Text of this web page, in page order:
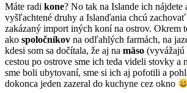
Máte radi kone? No tak na Islande ich nájdete
vyšľachtené druhy a Islanďania chcú
zakázaný import iných koní na ostrov. Okrem
ako spoločníkov na odľahlých farmách, na
kdesi som sa dočítala, že aj na mäso (vyvážajú
cestou po ostrove sme ich teda videli stovky a
sme boli ubytovaní, sme si ich aj pofotili a
dokonca jeden zazeral do kuchyne cez okno